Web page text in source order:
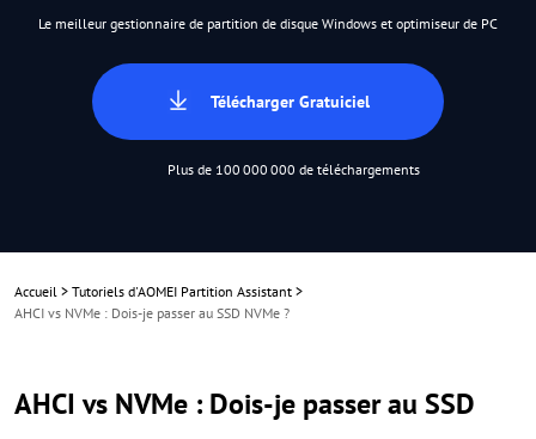
Le meilleur gestionnaire de partition de disque Windows et optimiseur de PC
Télécharger Gratuiciel
Plus de 100 000 000 de téléchargements
Accueil > Tutoriels d'AOMEI Partition Assistant >
AHCI vs ​NVMe : Dois-je passer au SSD NVMe ?
AHCI vs ​NVMe : Dois-je passer au SSD